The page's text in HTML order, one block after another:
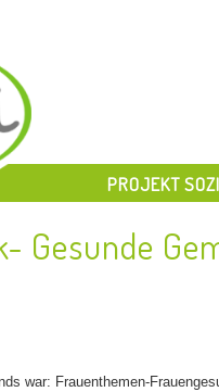
PROJEKT
Gesunde
war: Frauenthemen-